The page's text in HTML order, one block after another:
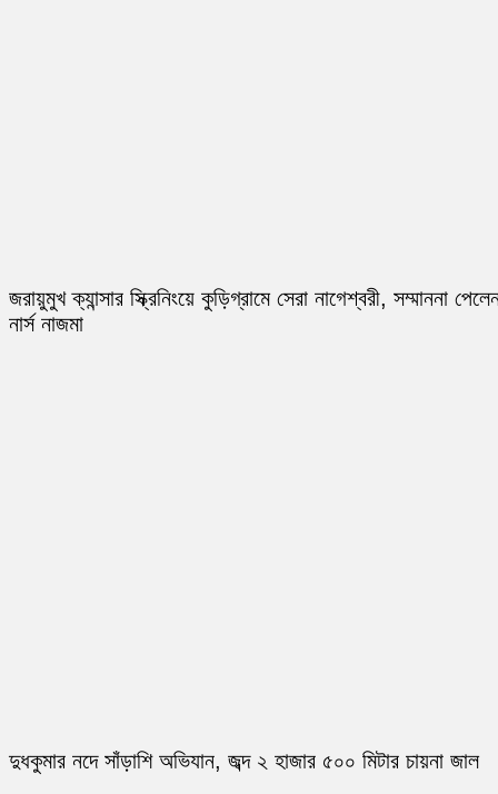
জরায়ুমুখ ক্যান্সার স্ক্রিনিংয়ে কুড়িগ্রামে সেরা নাগেশ্বরী, সম্মাননা
নার্স নাজমা
দুধকুমার নদে সাঁড়াশি অভিযান, জব্দ ২ হাজার ৫০০ মিটার চায়না জাল